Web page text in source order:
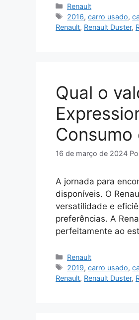
Categorias
Renault
Tags
2016,carro usado,
Renault, Renault Duster,
Qual o
Consumo
16 de março de 2024
A jornada para
disponíveis. O
versatilidade e
preferências. A
perfeitamente ao
Categorias
Renault
Tags
2019,carro usado,
Renault, Renault Duster,